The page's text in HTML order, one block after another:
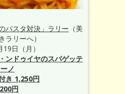
パスタ対決」ラリー （美
ラリーへ）
日（月）
ンドゥイヤのスパゲッテ
ノ
き 1,250円
円